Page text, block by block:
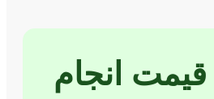
قیمت انجام